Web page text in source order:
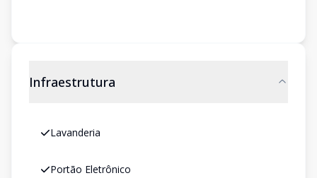
Infraestrutura
Lavanderia
Portão Eletrônico